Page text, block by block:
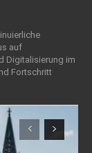
auf
Digitalisierung im
Fortschritt